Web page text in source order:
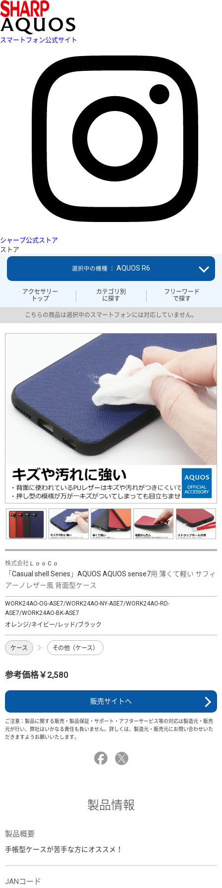
スマートフォン公式サイト
シャープ公式ストア
ストア
アクセサリー
トップ
カテゴリ別
に探す
フリーワード
で探す
選択中の機種 ： AQUOS R6
こちらの商品は選択中のスマートフォンには対応していません。
株式会社ＬｏｏＣｏ
「Casual shell Series」AQUOS AQUOS sense7用 薄くて軽い サフィ
アーノレザー風 背面型ケース
WORK24AO-OG-ASE7/WORK24AO-NY-ASE7/WORK24AO-RD-
ASE7/WORK24AO-BK-ASE7
オレンジ/ネイビー/レッド/ブラック
ケース その他（ケース）
参考価格￥2,580
販売サイトへ
ご注意：製品に関する販売・製品保証・サポート・アフターサービス等の対応は製造元・販売
元が行い、弊社はいかなる責任も負いません。詳しくは、製造元・販売元にお問い合わせいた
だきますようお願いいたします。
製品情報
製品概要
手帳型ケースが苦手な方にオススメ！
JANコード